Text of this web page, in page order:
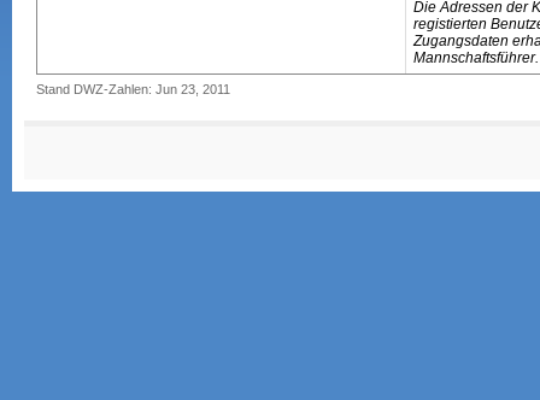
Die Adressen der
registierten
Zugangsdaten
Mannschaftsführer.
Stand DWZ-Zahlen: Jun 23, 2011